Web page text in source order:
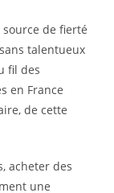
de fierté
talentueux
fil des
en France
de cette
acheter des
une